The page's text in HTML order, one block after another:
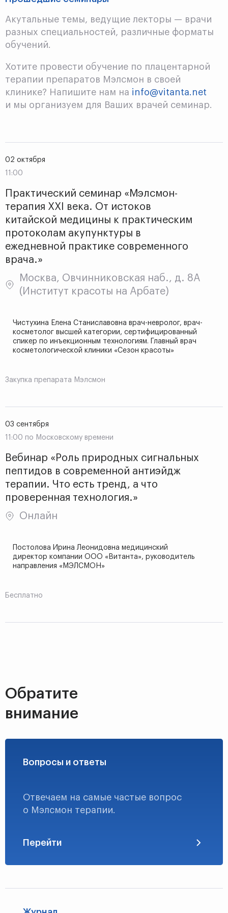
Акутальные темы, ведущие лекторы — врачи
разных специальностей, различные форматы
обучений.
Хотите провести обучение по плацентарной
терапии препаратов Мэлсмон в своей
клинике? Напишите нам на info@vitanta.net
и мы организуем для Ваших врачей семинар.
02 октября
11:00
Практический семинар «Мэлсмон-
терапия XXI века. От истоков
китайской медицины к практическим
протоколам акупунктуры в
ежедневной практике современного
врача.»
Москва, Овчинниковская наб., д. 8А
(Институт красоты на Арбате)
Чистухина Елена Станиславовна врач-невролог, врач-
косметолог высшей категории, сертифицированный
спикер по инъекционным технологиям. Главный врач
косметологической клиники «Сезон красоты»
Закупка препарата Мэлсмон
03 сентября
11:00 по Московскому времени
Вебинар «Роль природных сигнальных
пептидов в современной антиэйдж
терапии. Что есть тренд, а что
проверенная технология.»
Онлайн
Постолова Ирина Леонидовна медицинский
директор компании ООО «Витанта», руководитель
направления «МЭЛСМОН»
Бесплатно
Обратите
внимание
Вопросы и ответы
Отвечаем на самые частые вопрос
о Мэлсмон терапии.
Перейти